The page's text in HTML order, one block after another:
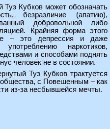
Кубков может обозначать
безразличие (апатию),
добровольной либо
Крайняя форма этого
– это депрессия и даже
наркотиков,
и способами поднять
человек не в состоянии.
Туз Кубков трактуется
с Повешенным – как
из-за несбывшейся мечты.